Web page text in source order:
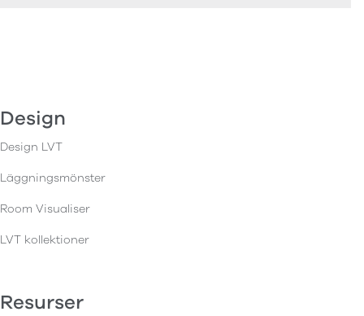
Design
Design LVT
Läggningsmönster
Room Visualiser
LVT kollektioner
Resurser